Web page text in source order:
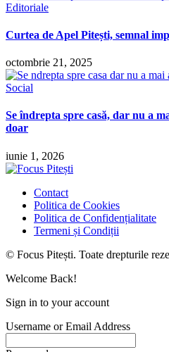
Editoriale
Curtea de Apel Pitești, semnal
octombrie 21, 2025
Social
Se îndrepta spre casă, dar nu a
doar
iunie 1, 2026
Contact
Politica de Cookies
Politica de Confidențialitate
Termeni și Condiții
© Focus Pitești. Toate drepturile
Welcome Back!
Sign in to your account
Username or Email Address